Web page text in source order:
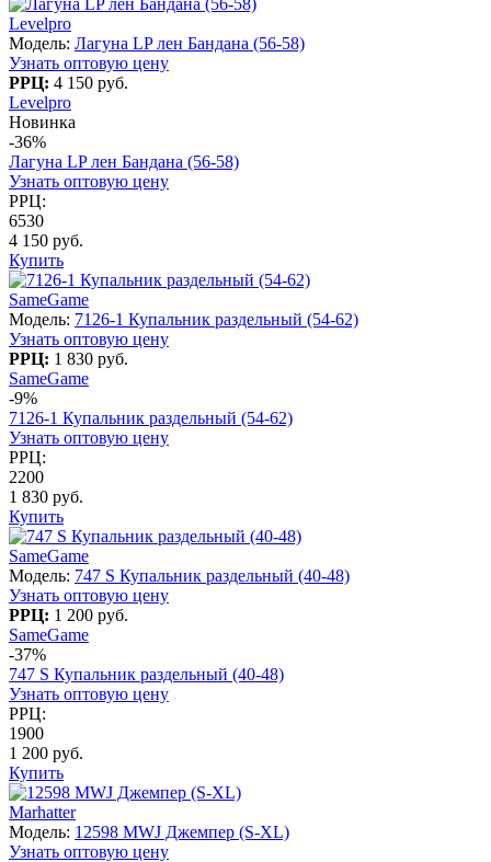
Levelpro
Модель: Лагуна LP лен Бандана (56-58)
Узнать оптовую цену
РРЦ: 4 150 руб.
Levelpro
Новинка
-36%
Лагуна LP лен Бандана (56-58)
Узнать оптовую цену
РРЦ:
6530
4 150 руб.
Купить
SameGame
Модель: 7126-1 Купальник раздельный (54-62)
Узнать оптовую цену
РРЦ: 1 830 руб.
SameGame
-9%
7126-1 Купальник раздельный (54-62)
Узнать оптовую цену
РРЦ:
2200
1 830 руб.
Купить
SameGame
Модель: 747 S Купальник раздельный (40-48)
Узнать оптовую цену
РРЦ: 1 200 руб.
SameGame
-37%
747 S Купальник раздельный (40-48)
Узнать оптовую цену
РРЦ:
1900
1 200 руб.
Купить
Marhatter
Модель: 12598 MWJ Джемпер (S-XL)
Узнать оптовую цену